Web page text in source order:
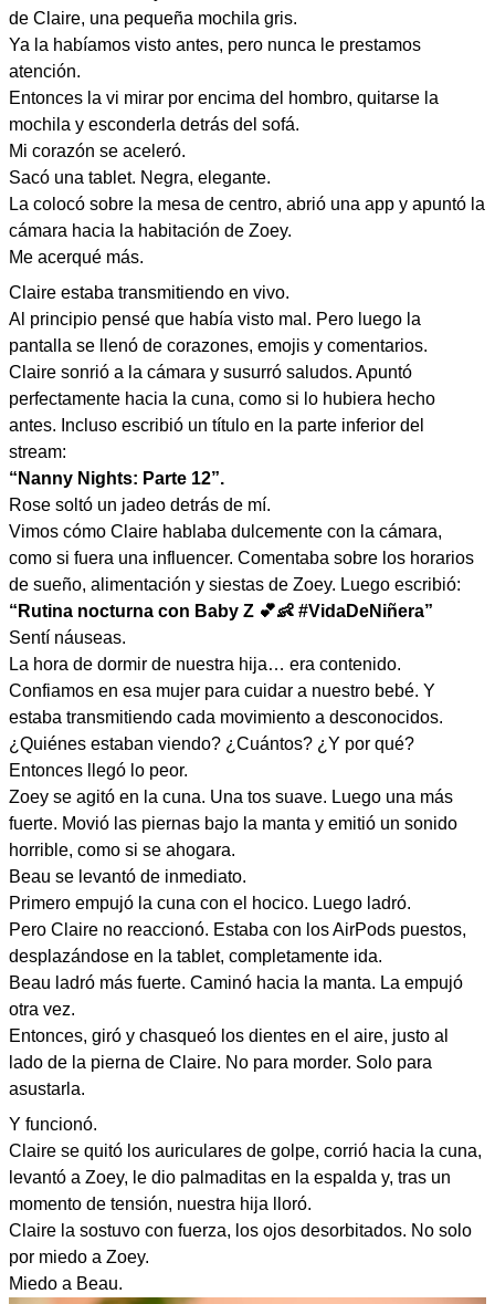
de Claire, una pequeña mochila gris.
Ya la habíamos visto antes, pero nunca le prestamos
atención.
Entonces la vi mirar por encima del hombro, quitarse la
mochila y esconderla detrás del sofá.
Mi corazón se aceleró.
Sacó una tablet. Negra, elegante.
La colocó sobre la mesa de centro, abrió una app y apuntó la
cámara hacia la habitación de Zoey.
Me acerqué más.
Claire estaba transmitiendo en vivo.
Al principio pensé que había visto mal. Pero luego la
pantalla se llenó de corazones, emojis y comentarios.
Claire sonrió a la cámara y susurró saludos. Apuntó
perfectamente hacia la cuna, como si lo hubiera hecho
antes. Incluso escribió un título en la parte inferior del
stream:
“Nanny Nights: Parte 12”.
Rose soltó un jadeo detrás de mí.
Vimos cómo Claire hablaba dulcemente con la cámara,
como si fuera una influencer. Comentaba sobre los horarios
de sueño, alimentación y siestas de Zoey. Luego escribió:
“Rutina nocturna con Baby Z 💕👶 #VidaDeNiñera”
Sentí náuseas.
La hora de dormir de nuestra hija… era contenido.
Confiamos en esa mujer para cuidar a nuestro bebé. Y
estaba transmitiendo cada movimiento a desconocidos.
¿Quiénes estaban viendo? ¿Cuántos? ¿Y por qué?
Entonces llegó lo peor.
Zoey se agitó en la cuna. Una tos suave. Luego una más
fuerte. Movió las piernas bajo la manta y emitió un sonido
horrible, como si se ahogara.
Beau se levantó de inmediato.
Primero empujó la cuna con el hocico. Luego ladró.
Pero Claire no reaccionó. Estaba con los AirPods puestos,
desplazándose en la tablet, completamente ida.
Beau ladró más fuerte. Caminó hacia la manta. La empujó
otra vez.
Entonces, giró y chasqueó los dientes en el aire, justo al
lado de la pierna de Claire. No para morder. Solo para
asustarla.
Y funcionó.
Claire se quitó los auriculares de golpe, corrió hacia la cuna,
levantó a Zoey, le dio palmaditas en la espalda y, tras un
momento de tensión, nuestra hija lloró.
Claire la sostuvo con fuerza, los ojos desorbitados. No solo
por miedo a Zoey.
Miedo a Beau.